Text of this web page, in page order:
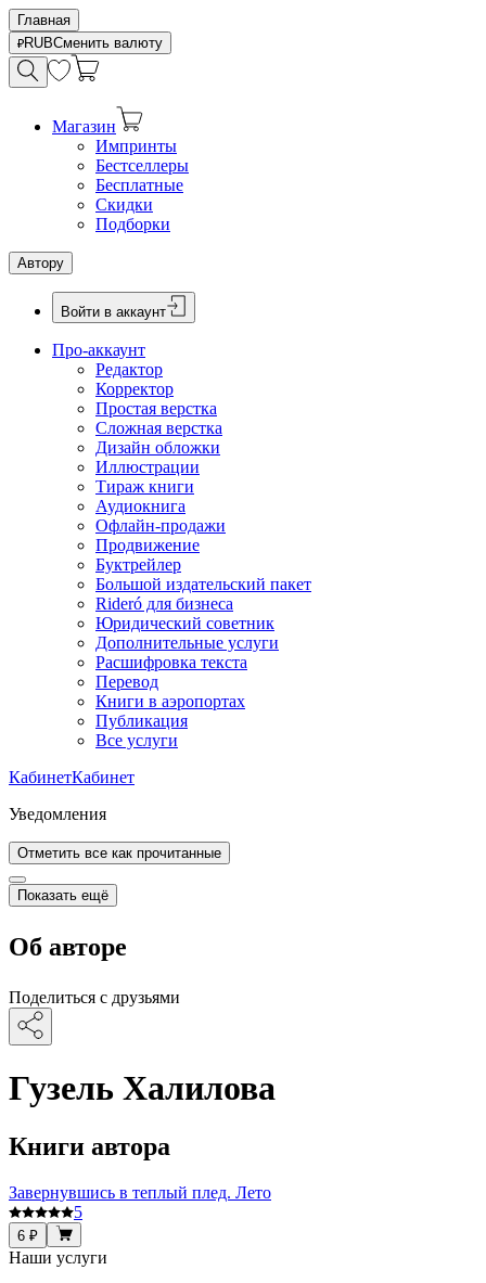
Главная
RUBСменить валюту
Магазин
Импринты
Бестселлеры
Бесплатные
Скидки
Подборки
Автору
Войти в аккаунт
Про-аккаунт
Редактор
Корректор
Простая верстка
Сложная верстка
Дизайн обложки
Иллюстрации
Тираж книги
Аудиокнига
Офлайн-продажи
Продвижение
Буктрейлер
Большой издательский пакет
Rideró для бизнеса
Юридический советник
Дополнительные услуги
Расшифровка текста
Перевод
Книги в аэропортах
Публикация
Все услуги
КабинетКабинет
Уведомления
Отметить все как прочитанные
Показать ещё
Об авторе
Поделиться с друзьями
Гузель Халилова
Книги автора
Завернувшись в теплый плед. Лето
5
6 ₽
Наши услуги